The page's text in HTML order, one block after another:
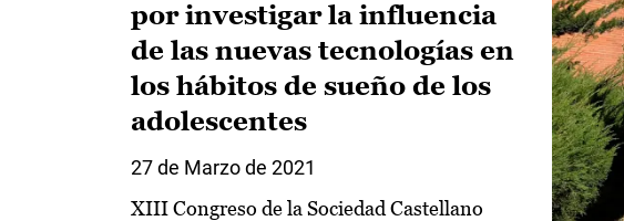
por investigar la influencia
de las nuevas tecnologías en
los hábitos de sueño de los
adolescentes
27 de Marzo de 2021
XIII Congreso de la Sociedad Castellano